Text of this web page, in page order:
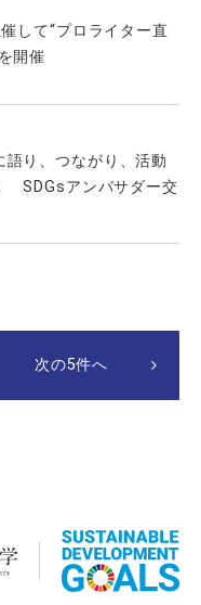
して“プロライター直
開催
語り、つながり、活動
SDGsアンバサダー交
次の5件へ